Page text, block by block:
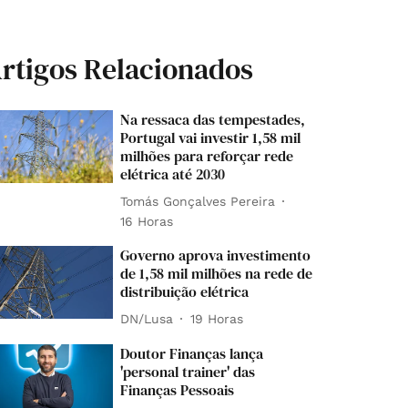
Relacionados
Na ressaca das tempestades,
Portugal vai investir 1,58 mil
milhões para reforçar rede
elétrica até 2030
Tomás Gonçalves Pereira
16 Horas
Governo aprova investimento
de 1,58 mil milhões na rede de
distribuição elétrica
DN/Lusa 19 Horas
Doutor Finanças lança
'personal trainer' das
Finanças Pessoais